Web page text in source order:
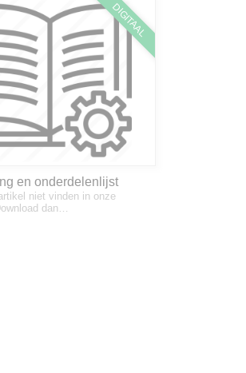
DIGITAAL
en onderdelenlijst
verstekklepelmaaier AF
niet vinden in onze
dan…